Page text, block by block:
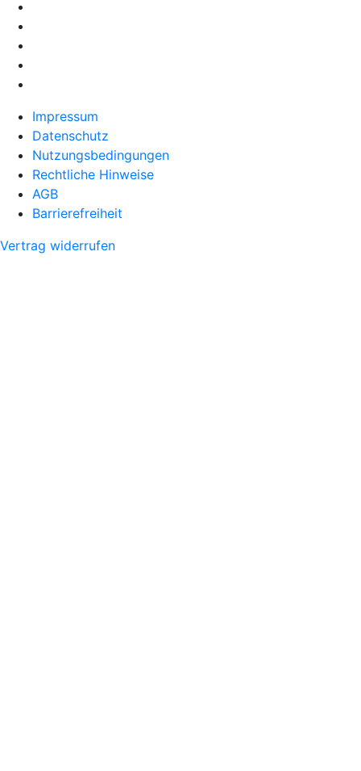
Impressum
Datenschutz
Nutzungsbedingungen
Rechtliche Hinweise
AGB
Barrierefreiheit
Vertrag widerrufen